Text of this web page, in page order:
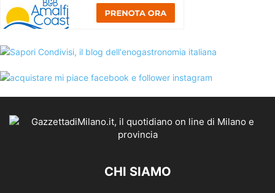
CHI SIAMO